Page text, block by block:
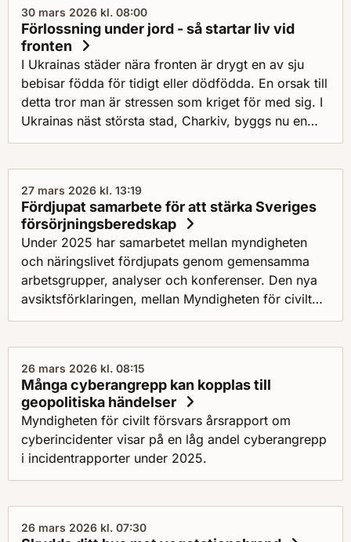
30 mars 2026 kl. 08:00
Förlossning under jord - så startar liv vid
fronten
I Ukrainas städer nära fronten är drygt en av sju
bebisar födda för tidigt eller dödfödda. En orsak till
detta tror man är stressen som kriget för med sig. I
Ukrainas näst största stad, Charkiv, byggs nu en
förlossningsklinik under jord, med hjälp av
27 mars 2026 kl. 13:19
Fördjupat samarbete för att stärka Sveriges
försörjningsberedskap
Under 2025 har samarbetet mellan myndigheten
och näringslivet fördjupats genom gemensamma
arbetsgrupper, analyser och konferenser. Den nya
avsiktsförklaringen, mellan Myndigheten för civilt
försvar och Svenskt Näringsliv, syftar till att
förmågebedömningar.
26 mars 2026 kl. 08:15
Många cyberangrepp kan kopplas till
geopolitiska händelser
Myndigheten för civilt försvars årsrapport om
cyberincidenter visar på en låg andel cyberangrepp
i incidentrapporter under 2025.
26 mars 2026 kl. 07:30